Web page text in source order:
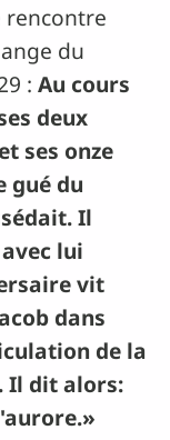
rencontre
du
: Au cours
deux
ses onze
gué du
Il
lui
vit
dans
de la
Il dit alors: